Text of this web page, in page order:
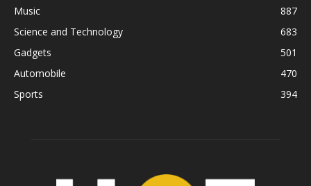
Music
887
Science and Technology
683
Gadgets
501
Automobile
470
Sports
394